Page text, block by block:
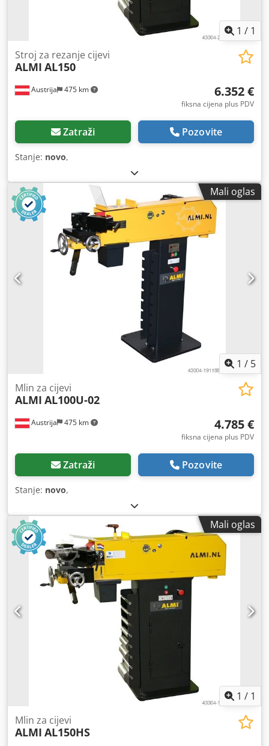
1 / 1
Austrija 475 km
Stroj za rezanje cijevi
ALMI AL150
6.352 €
fiksna cijena plus PDV
Zatraži Pozovite
Stanje: novo,
Mali oglas
1 / 5
Austrija 475 km
Mlin za cijevi
ALMI AL100U-02
4.785 €
fiksna cijena plus PDV
Zatraži Pozovite
Stanje: novo,
Mali oglas
1 / 1
Mlin za cijevi
ALMI AL150HS